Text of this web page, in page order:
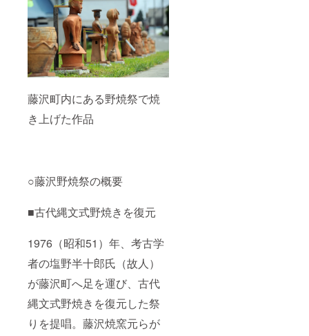
藤沢町内にある野焼祭で焼
き上げた作品
○藤沢野焼祭の概要
■古代縄文式野焼きを復元
1976（昭和51）年、考古学
者の塩野半十郎氏（故人）
が藤沢町へ足を運び、古代
縄文式野焼きを復元した祭
りを提唱。藤沢焼窯元らが